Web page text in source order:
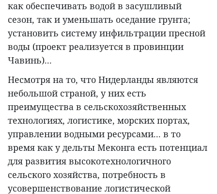
как обеспечивать водой в засушливый
сезон, так и уменьшать оседание грунта;
установить систему инфильтрации пресной
воды (проект реализуется в провинции
Чавинь)...
Несмотря на то, что Нидерланды являются
небольшой страной, у них есть
преимущества в сельскохозяйственных
технологиях, логистике, морских портах,
управлении водными ресурсами... в то
время как у дельты Меконга есть потенциал
для развития высокотехнологичного
сельского хозяйства, потребность в
усовершенствование логистической